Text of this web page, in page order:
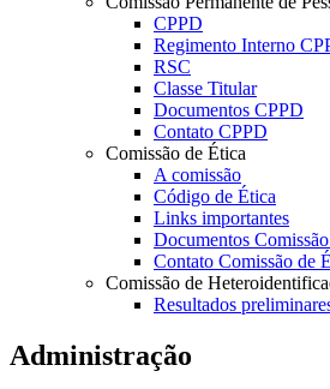
CPPD
Regimento Interno
RSC
Classe Titular
Documentos CPPD
Contato CPPD
Comissão de Ética
A comissão
Código de Ética
Links importantes
Documentos
Contato Comissão de
Comissão de
Resultados
Administração